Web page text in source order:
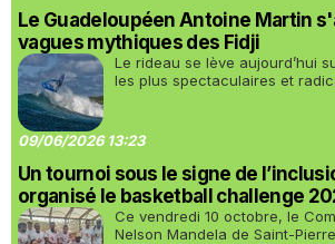
Le Guadeloupéen Antoine Martin
vagues mythiques des Fidji
Le rideau se lève aujourd’hui
les plus spectaculaires et
09/06/2026 13:23
Un tournoi sous le signe de
organisé le basketball challenge
Ce vendredi 10 octobre, le
Nelson Mandela de Saint-